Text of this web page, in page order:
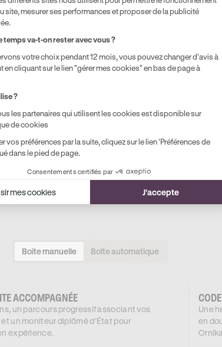
dans la Marne en
profils et à tous les budgets. Que vous
à votre situation.
Boite manuelle Boîte automatique
ACCOMPAGNÉE
un parcours progressif associant vos
un moniteur diplômé d’État pour
expérience.
Une
en
site, mesurer ses performances et proposer de la publicité
temps va-t-on rester avec vous ?
votre choix pendant 12 mois, vous pouvez changer d'avis à
en cliquant sur le lien "gérer mes cookies" en bas de page à
?
les partenaires qui utilisent les cookies est disponible sur
de cookies
vos préférences par la suite, cliquez sur le lien 'Préférences de
dans le pied de page.
Consentements certifiés par
mes cookies J'accepte
Axeptio consent